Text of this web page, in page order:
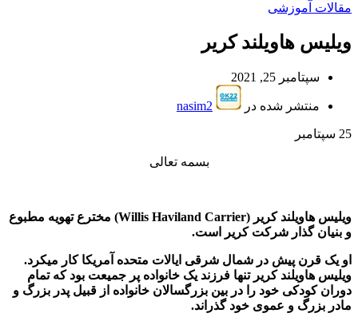
مقالات آموزشی
ویلیس هاویلند کریر
سپتامبر 25, 2021
منتشر شده در nasim2
25 سپتامبر
بسمه تعالی
ویلیس هاویلند کریر (Willis Haviland Carrier) مخترع تهویه مطبوع
و بنیان گذار شرکت کریر است.
او یک قرن پیش در شمال شرقی ایالات متحده آمریکا کار میکرد.
ویلیس هاویلند کریر تنها فرزند یک خانواده پر جمیعت بود که تمام
دوران کودکی خود را در بین بزرگسالان خانواده از قبیل پدر بزرگ و
مادر بزرگ و عموی خود گذراند.